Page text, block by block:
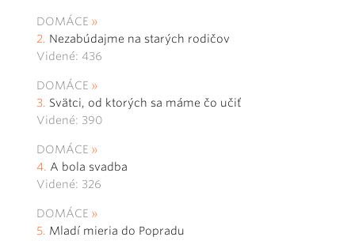
DOMÁCE
Nezabúdajme na starých rodičov
Videné: 436
DOMÁCE
Svätci, od ktorých sa máme čo učiť
Videné: 390
DOMÁCE
A bola svadba
Videné: 326
DOMÁCE
Mladí mieria do Popradu